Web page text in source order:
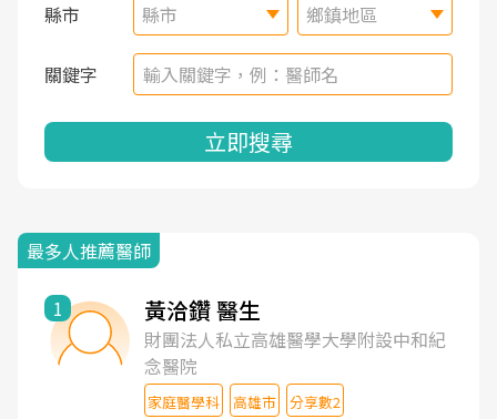
縣市 縣市 鄉鎮地區
關鍵字
立即搜尋
最多人推薦醫師
1 黃洽鑽 醫生
財團法人私立高雄醫學大學附設中和紀
念醫院
家庭醫學科 高雄市 分享數2